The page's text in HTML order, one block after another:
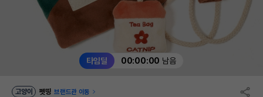
타임딜 00:00:00 남음
고양이 펫띵 브랜드관 이동